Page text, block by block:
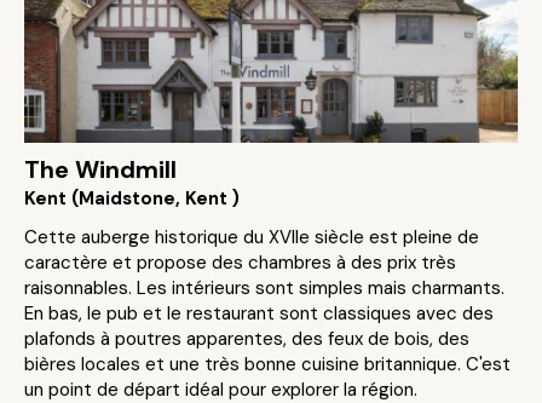
The Windmill
Kent (Maidstone, Kent )
Cette auberge historique du XVIIe siècle est pleine de
caractère et propose des chambres à des prix très
raisonnables. Les intérieurs sont simples mais charmants.
En bas, le pub et le restaurant sont classiques avec des
plafonds à poutres apparentes, des feux de bois, des
bières locales et une très bonne cuisine britannique. C'est
un point de départ idéal pour explorer la région.